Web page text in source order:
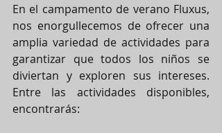
En el campamento de verano Fluxus,
nos enorgullecemos de ofrecer una
amplia variedad de actividades para
garantizar que todos los niños se
diviertan y exploren sus intereses.
Entre las actividades disponibles,
encontrarás: